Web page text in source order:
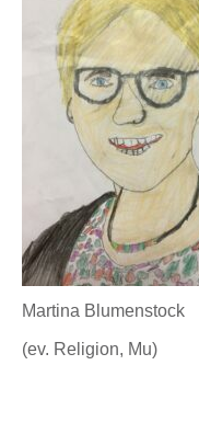
Martina Blumenstock
(ev. Religion, Mu)